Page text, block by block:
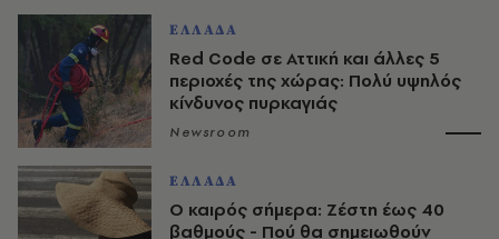
ΕΛΛΑΔΑ
Red Code σε Αττική και άλλες 5
περιοχές της χώρας: Πολύ υψηλός
κίνδυνος πυρκαγιάς
Newsroom
ΕΛΛΑΔΑ
O καιρός σήμερα: Ζέστη έως 40
βαθμούς - Πού θα σημειωθούν